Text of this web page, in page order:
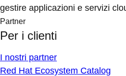
gestire applicazioni e servizi
Partner
Per i clienti
I nostri partner
Red Hat Ecosystem Catalog